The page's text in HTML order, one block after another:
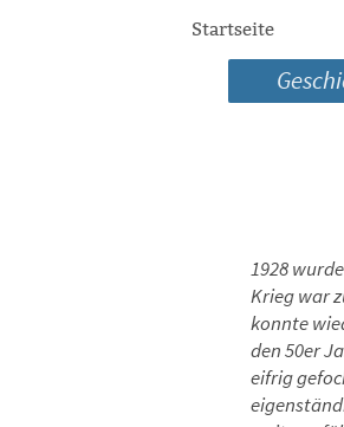
Startseite
1928
Krieg war
konnte
den 50er
eifrig